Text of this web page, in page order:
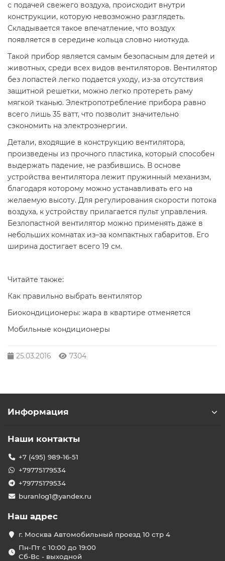
с подачей свежего воздуха, происходит внутри
конструкции, которую невозможно разглядеть.
Складывается такое впечатление, что воздух
появляется в середине кольца словно ниоткуда.
Такой прибор является самым безопасным для детей и
животных, среди всех видов вентиляторов. Вентилятор
без лопастей легко подается уходу, из-за отсутствия
защитной решетки, можно легко протереть раму
мягкой тканью. Электропотребление прибора равно
всего лишь 35 ватт, что позволит значительно
сэкономить на электроэнергии.
Детали, входящие в конструкцию вентилятора,
произведены из прочного пластика, который способен
выдержать падение, не разбившись. В основе
устройства вентилятора лежит пружинный механизм,
благодаря которому можно устанавливать его на
желаемую высоту. Для регулирования скорости потока
воздуха, к устройству прилагается пульт управления.
Безлопастной вентилятор можно применять даже в
небольших комнатах из–за компактных габаритов. Его
ширина достигает всего 19 см.
Читайте также:
Как правильно выбрать вентилятор
Биокондиционеры: жара в квартире отменяется
Мобильные кондиционеры
25.03.2016 7304
Информация
Наши контакты
+7 (495) 989-16-51
+79775179534
+79775179534
buranlog1@yandex.ru
Наш адрес
г. Москва Автомобильный проезд 10 стр 4
Пн-Пт с 10:00 до 19:00
Сб-Вс - выходной